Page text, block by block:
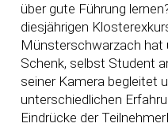
über gute Führung
diesjährigen
Münsterschwarzach hat
Schenk, selbst Student
seiner Kamera begleitet
unterschiedlichen
Eindrücke der